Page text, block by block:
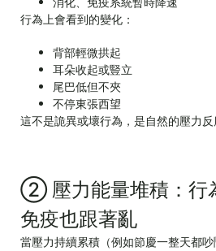
行為上會看到的變化：
背部輕微拱起
耳朵收起或豎立
尾巴低但不夾
不停東張西望
這不是詭異或壞行為，是自然的壓力反
② 壓力能量堆積：行
免疫也跟著亂
當壓力持續累積（例如節慶一整天都